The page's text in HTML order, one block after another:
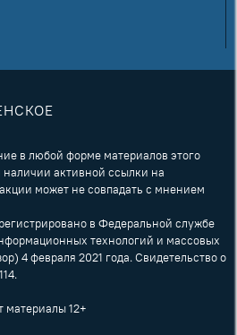
в любой форме материалов этого
наличии активной ссылки на
может не совпадать с мнением
в Федеральной службе
технологий и массовых
4 февраля 2021 года. Свидетельство о
материалы 12+